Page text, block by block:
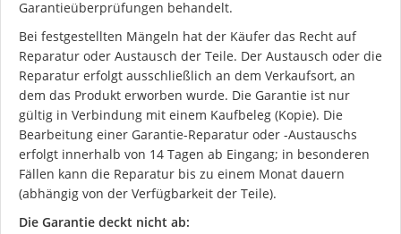
Garantieüberprüfungen behandelt.
Bei festgestellten Mängeln hat der Käufer das Recht auf
Reparatur oder Austausch der Teile. Der Austausch oder die
Reparatur erfolgt ausschließlich an dem Verkaufsort, an
dem das Produkt erworben wurde. Die Garantie ist nur
gültig in Verbindung mit einem Kaufbeleg (Kopie). Die
Bearbeitung einer Garantie-Reparatur oder -Austauschs
erfolgt innerhalb von 14 Tagen ab Eingang; in besonderen
Fällen kann die Reparatur bis zu einem Monat dauern
(abhängig von der Verfügbarkeit der Teile).
Die Garantie deckt nicht ab: